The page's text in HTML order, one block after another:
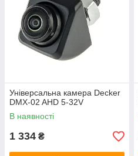
Універсальна камера Decker
DMX-02 AHD 5-32V
В наявності
1 334 ₴